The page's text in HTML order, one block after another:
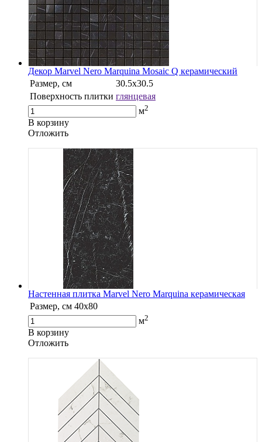
Декор Marvel Nero Marquina Mosaic Q керамический
Размер, см
30.5х30.5
Поверхность плитки глянцевая
м2
В корзину
Oтложить
Настенная плитка Marvel Nero Marquina керамическая
Размер, см 40х80
м2
В корзину
Oтложить